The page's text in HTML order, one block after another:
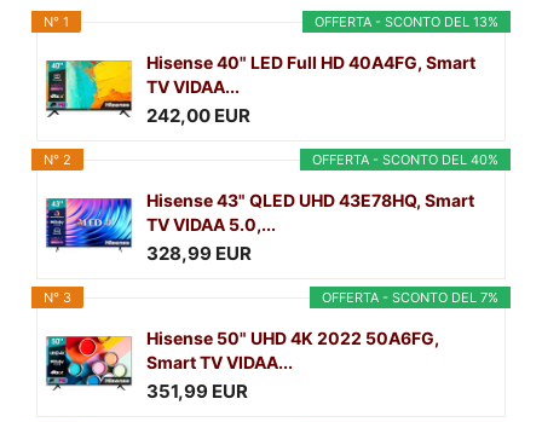
OFFERTA - SCONTO DEL 13%
N° 1
Hisense 40" LED Full HD 40A4FG, Smart
TV VIDAA...
242,00 EUR
OFFERTA - SCONTO DEL 40%
N° 2
Hisense 43" QLED UHD 43E78HQ, Smart
TV VIDAA 5.0,...
328,99 EUR
OFFERTA - SCONTO DEL 7%
N° 3
Hisense 50" UHD 4K 2022 50A6FG,
Smart TV VIDAA...
351,99 EUR